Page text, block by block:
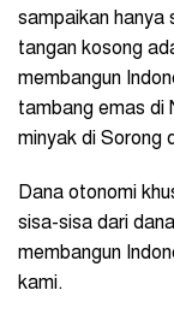
sampaikan hanya
tangan kosong
membangun
tambang emas di
minyak di Sorong
Dana otonomi
sisa-sisa dari
membangun
kami.